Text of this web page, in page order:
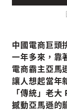
中國電商巨頭
一年多來，靠
電商霸主亞馬
讓人想起當年
「傳統」老
撼動亞馬遜的